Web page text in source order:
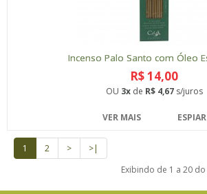
Incenso Palo Santo com Óleo
R$ 14,00
OU 3xde R$ 4,67s/juros
VER MAIS ESPIAR
1 2 >
>|
Exibindo de 1 a 20